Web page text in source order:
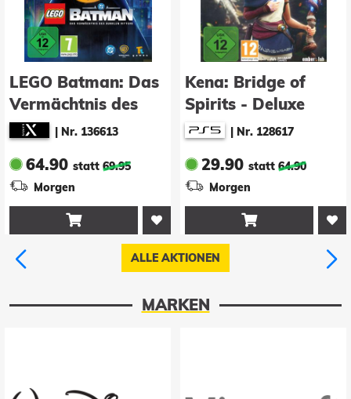
Kena: Bridge of
Spirits - Deluxe
EditionNr. 128617
29.90 statt 64.90
Morgen

WWE 2K26
(GCSale)
Nr. 137256
49.90 statt 64.95
Morgen

ALLE AKTIONEN
MARKEN